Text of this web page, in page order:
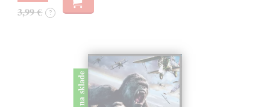
3,99 € ?
na sklade